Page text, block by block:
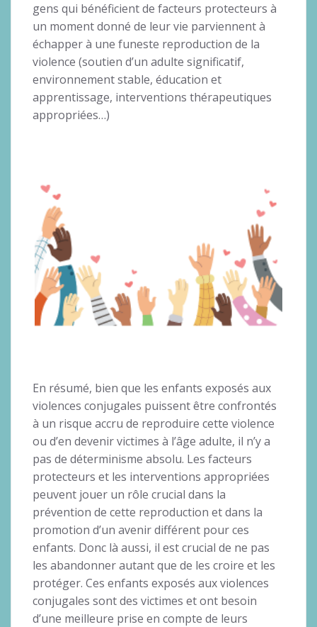
gens qui bénéficient de facteurs protecteurs à
un moment donné de leur vie parviennent à
échapper à une funeste reproduction de la
violence (soutien d’un adulte significatif,
environnement stable, éducation et
apprentissage, interventions thérapeutiques
appropriées…)
En résumé, bien que les enfants exposés aux
violences conjugales puissent être confrontés
à un risque accru de reproduire cette violence
ou d’en devenir victimes à l’âge adulte, il n’y a
pas de déterminisme absolu. Les facteurs
protecteurs et les interventions appropriées
peuvent jouer un rôle crucial dans la
prévention de cette reproduction et dans la
promotion d’un avenir différent pour ces
enfants. Donc là aussi, il est crucial de ne pas
les abandonner autant que de les croire et les
protéger. Ces enfants exposés aux violences
conjugales sont des victimes et ont besoin
d’une meilleure prise en compte de leurs